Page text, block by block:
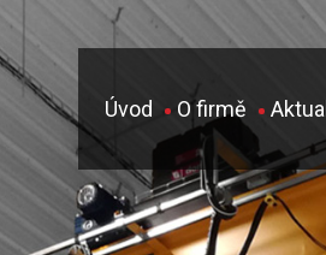
Úvod O firmě